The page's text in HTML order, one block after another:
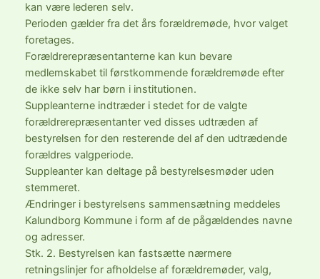
kan være lederen selv.
Perioden gælder fra det års forældremøde, hvor valget
foretages.
Forældrerepræsentanterne kan kun bevare
medlemskabet til førstkommende forældremøde efter
de ikke selv har børn i institutionen.
Suppleanterne indtræder i stedet for de valgte
forældrerepræsentanter ved disses udtræden af
bestyrelsen for den resterende del af den udtrædende
forældres valgperiode.
Suppleanter kan deltage på bestyrelsesmøder uden
stemmeret.
Ændringer i bestyrelsens sammensætning meddeles
Kalundborg Kommune i form af de pågældendes navne
og adresser.
Stk. 2. Bestyrelsen kan fastsætte nærmere
retningslinjer for afholdelse af forældremøder, valg,